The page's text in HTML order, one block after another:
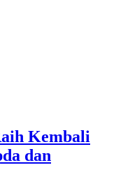
Kembali
dan